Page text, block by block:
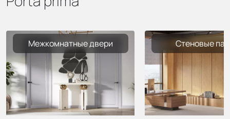
Межкомнатные двери Стеновые